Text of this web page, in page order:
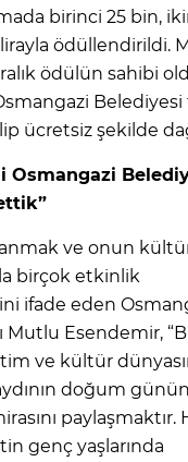
birinci 25 bin,
ödüllendirildi.
ödülün sahibi
Belediyesi
ücretsiz şekilde
Osmangazi
ve onun
birçok etkinlik
ifade eden
Mutlu Esendemir,
ve kültür
doğum
paylaşmaktır.
genç yaşlarında